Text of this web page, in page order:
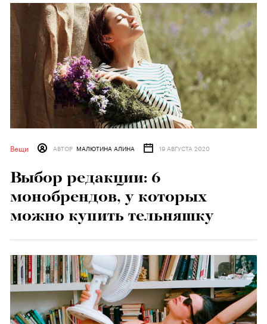
Вещи АВТОР МАЛЮТИНА АЛИНА 19 АВГУСТА 2020
Выбор редакции: 6
монобрендов, у которых
можно купить тельняшку